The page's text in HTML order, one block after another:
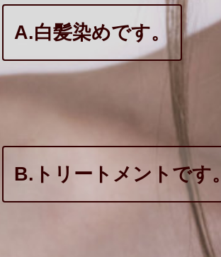
A.白髪染めです。
B.トリートメントです。